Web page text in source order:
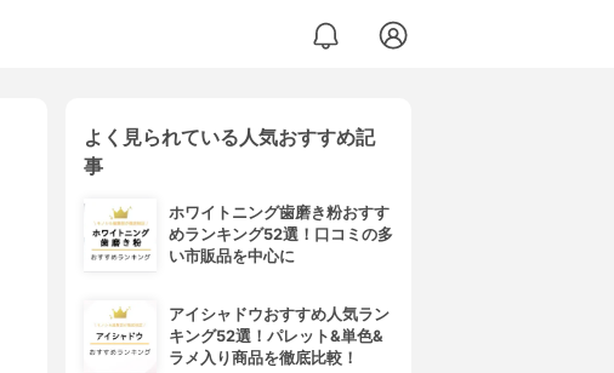
よく見られている人気おすすめ記
事
ホワイトニング歯磨き粉おすす
めランキング52選！口コミの多
い市販品を中心に
アイシャドウおすすめ人気ラン
キング52選！パレット&単色&
ラメ入り商品を徹底比較！